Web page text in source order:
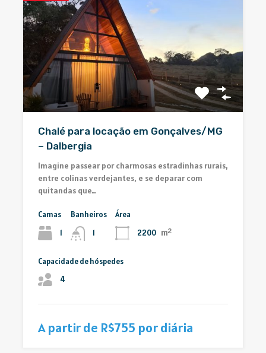
Chalé para locação em Gonçalves/MG
– Dalbergia
Imagine passear por charmosas estradinhas rurais,
entre colinas verdejantes, e se deparar com
quitandas que…
Camas
1
Banheiros
1
Área
2200 m²
Capacidade de hóspedes
4
A partir de R$755 por diária